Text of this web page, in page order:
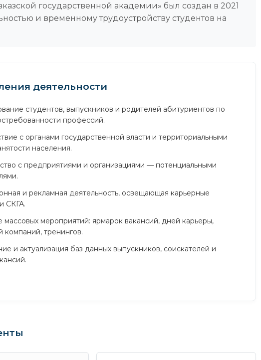
государственной академии» был создан в 2021
и временному трудоустройству студентов на
деятельности
студентов, выпускников и родителей абитуриентов по
профессий.
с органами государственной власти и территориальными
населения.
с предприятиями и организациями — потенциальными
и рекламная деятельность, освещающая карьерные
СКГА.
мероприятий: ярмарок вакансий, дней карьеры,
компаний, тренингов.
и актуализация баз данных выпускников, соискателей и